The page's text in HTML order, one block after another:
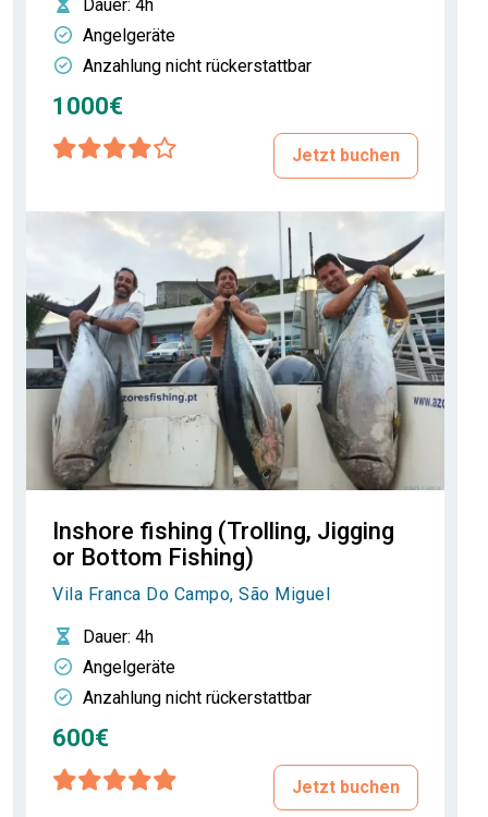
Dauer: 4h
Angelgeräte
Anzahlung nicht rückerstattbar
1000€
Jetzt buchen
Inshore fishing (Trolling, Jigging
or Bottom Fishing)
Vila Franca Do Campo, São Miguel
Dauer: 4h
Angelgeräte
Anzahlung nicht rückerstattbar
600€
Jetzt buchen